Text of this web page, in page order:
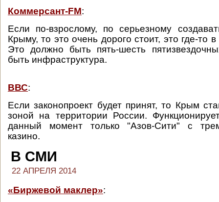
Коммерсант-FM:
Если по-взрослому, по серьезному
Крыму, то это очень дорого стоит, это где-то
Это должно быть пять-шесть
быть инфраструктура.
ВВС:
Если законопроект будет принят, то Крым
зоной на территории России.
данный момент только "Азов-Сити" с
казино.
В СМИ
22 АПРЕЛЯ 2014
«Биржевой маклер»: